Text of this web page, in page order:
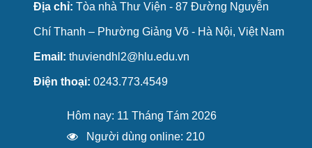
Địa chỉ: Tòa nhà Thư Viện - 87 Đường Nguyễn
Chí Thanh – Phường Giảng Võ - Hà Nội, Việt Nam
Email: thuviendhl2@hlu.edu.vn
Điện thoại: 0243.773.4549
Hôm nay: 11 Tháng Tám 2026
Người dùng online: 210